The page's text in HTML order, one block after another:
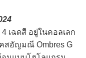
เฉดสี อยู่ในคอลเลก
สอัญมณี Ombres G